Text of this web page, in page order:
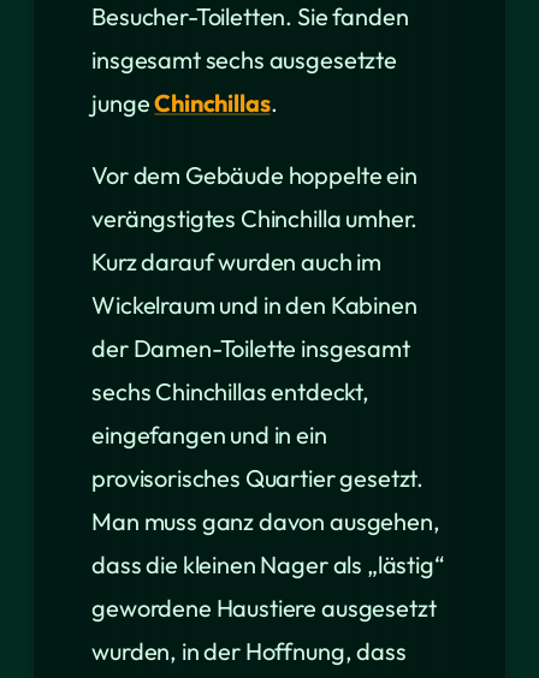
Besucher-Toiletten. Sie fanden
insgesamt sechs ausgesetzte
jungeChinchillas.
Vor dem Gebäude hoppelte ein
verängstigtes Chinchilla umher.
Kurz darauf wurden auch im
Wickelraum und in den Kabinen
der Damen-Toilette insgesamt
sechs Chinchillas entdeckt,
eingefangen und in ein
provisorisches Quartier gesetzt.
Man muss ganz davon ausgehen,
dass die kleinen Nager als „lästig“
gewordene Haustiere ausgesetzt
wurden, in der Hoffnung, dass